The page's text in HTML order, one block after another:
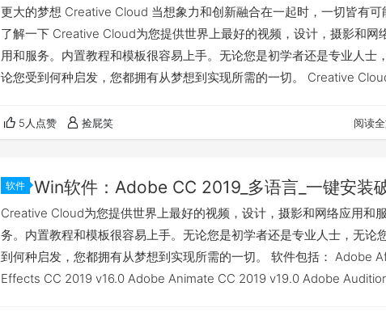
更大的梦想 Creative Cloud 当想象力和创新融合在一起时，一切皆有可
了解一下 Creative Cloud为您提供世界上最好的视频，设计，摄影和网
用和服务。内置教程和模板很容易上手。无论您是初学者还是专业人士
论您受到何种启发，您都拥有从梦想到实现所需的一切。 Creative
你的系统版本符合最低要求。 Mac OS X 10.12 或者更高版本 软件更新
本 Adobe Ill…
5人点赞 捡屁笑 阅读
软件
Creative Cloud为您提供世界上最好的视频，设计，摄影和网络应用和服
务。内置教程和模板很容易上手。无论您是初学者还是专业人士，无论
到何种启发，您都拥有从梦想到实现所需的一切。 软件包括： Adobe
Effects CC 2019 v16.0 Adobe Animate CC 2019 v19.0 Adobe Audition